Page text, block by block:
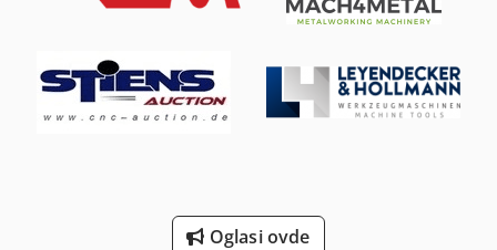
Oglasi ovde